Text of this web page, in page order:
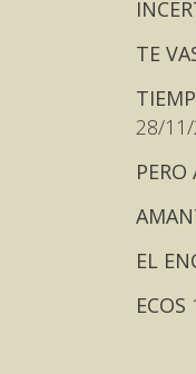
TE
28/
PERO
EL
ECOS